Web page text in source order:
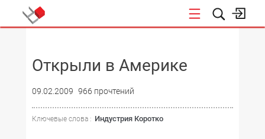
Открыли в Америке
09.02.2009 966 прочтений
Ключевые слова : Индустрия Коротко